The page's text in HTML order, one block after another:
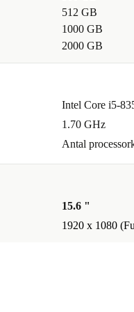
en pålitlig laptop som
som du gör ett mer
med en
512 GB
1000 GB
2000 GB
Intel Core i5-
1.70 GHz
Antal
15.6 "
1920 x 1080